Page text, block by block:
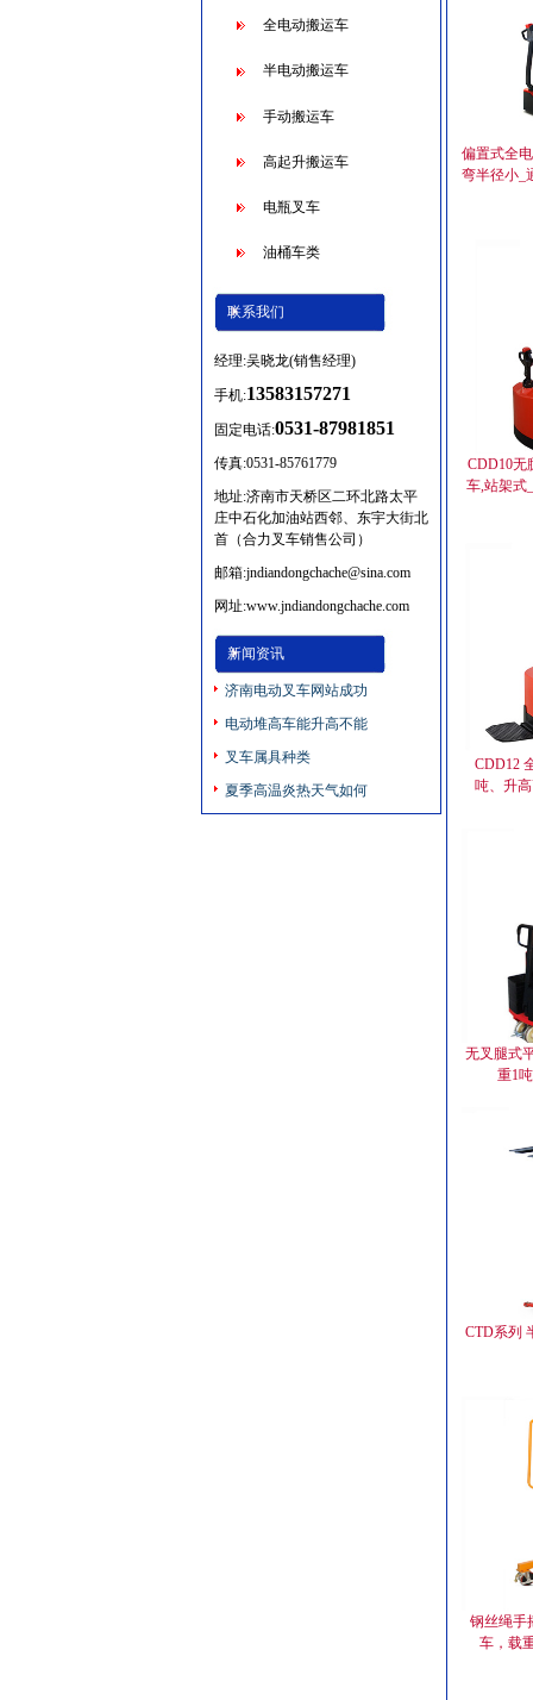
全电动搬运车
半电动搬运车
手动搬运车
高起升搬运车
电瓶叉车
油桶车类
联系我们
经理:吴晓龙(销售经理)
手机:13583157271
固定电话:0531-87981851
传真:0531-85761779
地址:济南市天桥区二环北路太平
庄中石化加油站西邻、东宇大街北
首（合力叉车销售公司）
邮箱:jndiandongchache@sina.com
网址:www.jndiandongchache.com
新闻资讯
济南电动叉车网站成功
电动堆高车能升高不能
叉车属具种类
夏季高温炎热天气如何
偏置式全
弯半径小_
CDD10无
车,站架式
CDD12
吨、升
无叉腿式
重1
CTD系列
钢丝绳手
车，载